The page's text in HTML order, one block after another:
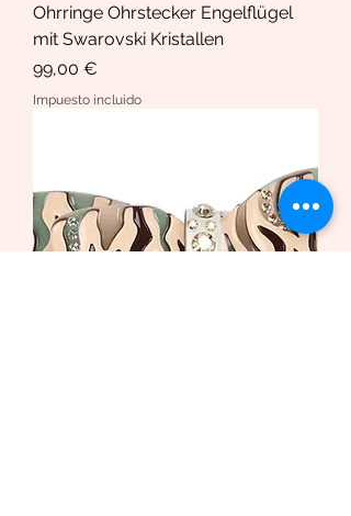
Ohrringe Ohrstecker Engelflügel
mit Swarovski Kristallen
Precio
99,00 €
Impuesto incluido